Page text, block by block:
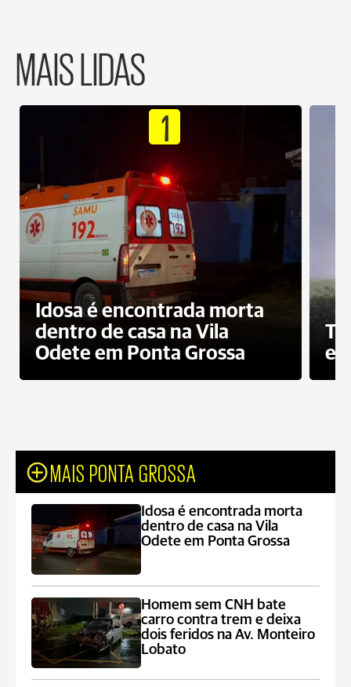
MAIS LIDAS
1
Idosa é encontrada morta
dentro de casa na Vila
Odete em Ponta Grossa
e
MAIS PONTA GROSSA
Idosa é encontrada morta
dentro de casa na Vila
Odete em Ponta Grossa
Homem sem CNH bate
carro contra trem e deixa
dois feridos na Av. Monteiro
Lobato